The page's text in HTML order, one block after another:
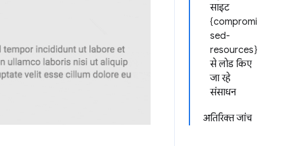
साइट
{compromi
sed-
resources}
से लोड किए
जा रहे
संसाधन
अतिरिक्त जांच